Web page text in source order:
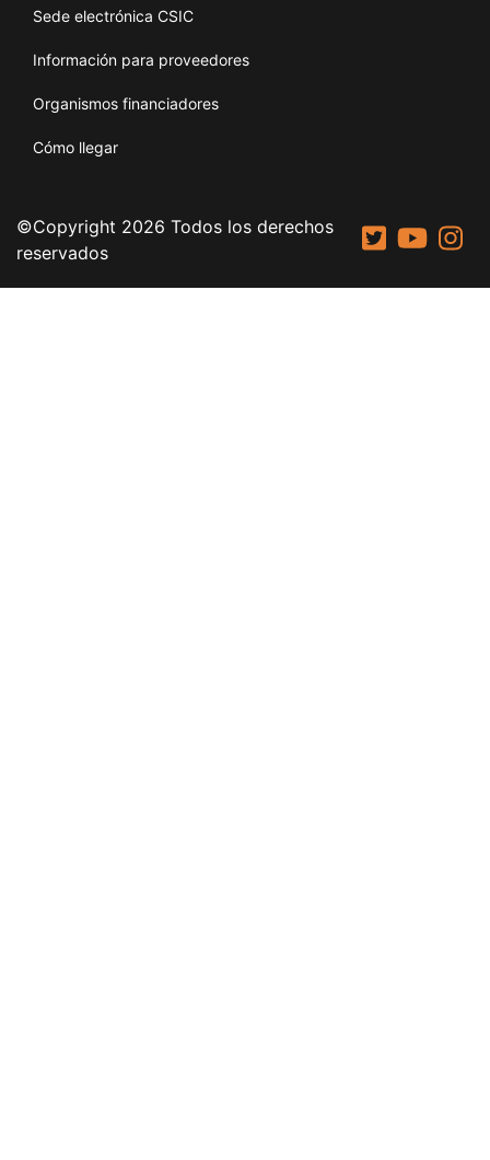
Sede electrónica CSIC
Información para proveedores
Organismos financiadores
Cómo llegar
©Copyright 2026 Todos los derechos
reservados